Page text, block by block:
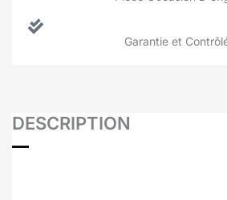
Garantie et
DESCRIPTION